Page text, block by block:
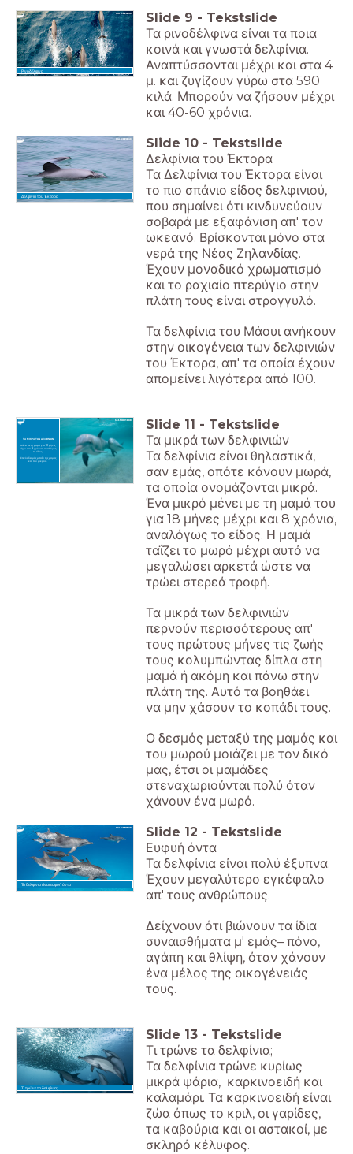
Ρινοδέλφινα
Slide 9 - Tekstslide
Τα ρινοδέλφινα είναι τα ποια
κοινά και γνωστά δελφίνια.
Αναπτύσσονται μέχρι και στα 4
μ. και ζυγίζουν γύρω στα 590
κιλά. Μπορούν να ζήσουν μέχρι
και 40-60 χρόνια.
Δελφίνια του Έκτορα
Slide 10 - Tekstslide
Δελφίνια του Έκτορα
Τα Δελφίνια του Έκτορα είναι
το πιο σπάνιο είδος δελφινιού,
που σημαίνει ότι κινδυνεύουν
σοβαρά με εξαφάνιση απ' τον
ωκεανό. Βρίσκονται μόνο στα
νερά της Νέας Ζηλανδίας.
Έχουν μοναδικό χρωματισμό
και το ραχιαίο πτερύγιο στην
πλάτη τους είναι στρογγυλό.
Τα δελφίνια του Μάουι ανήκουν
στην οικογένεια των δελφινιών
του Έκτορα, απ' τα οποία έχουν
απομείνει λιγότερα από 100.
ΤΑ ΜΙΚΡΑ ΤΩΝ ΔΕΛΦΙΝΙΩΝ
Μένει με τη μαμά για 18 μήνες
μέχρι και 8 χρόνια, αναλόγως
το είδος.
Στενός δεσμός μεταξύ της μαμάς
και του μικρού.
Slide 11 - Tekstslide
Τα μικρά των δελφινιών
Τα δελφίνια είναι θηλαστικά,
σαν εμάς, οπότε κάνουν μωρά,
τα οποία ονομάζονται μικρά.
Ένα μικρό μένει με τη μαμά του
για 18 μήνες μέχρι και 8 χρόνια,
αναλόγως το είδος. Η μαμά
ταΐζει το μωρό μέχρι αυτό να
μεγαλώσει αρκετά ώστε να
τρώει στερεά τροφή.
Τα μικρά των δελφινιών
περνούν περισσότερους απ'
τους πρώτους μήνες τις ζωής
τους κολυμπώντας δίπλα στη
μαμά ή ακόμη και πάνω στην
πλάτη της. Αυτό τα βοηθάει
να μην χάσουν το κοπάδι τους.
Ο δεσμός μεταξύ της μαμάς και
του μωρού μοιάζει με τον δικό
μας, έτσι οι μαμάδες
στεναχωριούνται πολύ όταν
χάνουν ένα μωρό.
Τα δελφίνια είναι ευφυή όντα
Slide 12 - Tekstslide
Ευφυή όντα
Τα δελφίνια είναι πολύ έξυπνα.
Έχουν μεγαλύτερο εγκέφαλο
απ' τους ανθρώπους.
Δείχνουν ότι βιώνουν τα ίδια
συναισθήματα μ' εμάς– πόνο,
αγάπη και θλίψη, όταν χάνουν
ένα μέλος της οικογένειάς
τους.
Τι τρώνε τα δελφίνια;
Slide 13 - Tekstslide
Τι τρώνε τα δελφίνια;
Τα δελφίνια τρώνε κυρίως
μικρά ψάρια, καρκινοειδή και
καλαμάρι. Τα καρκινοειδή είναι
ζώα όπως το κριλ, οι γαρίδες,
τα καβούρια και οι αστακοί, με
σκληρό κέλυφος.